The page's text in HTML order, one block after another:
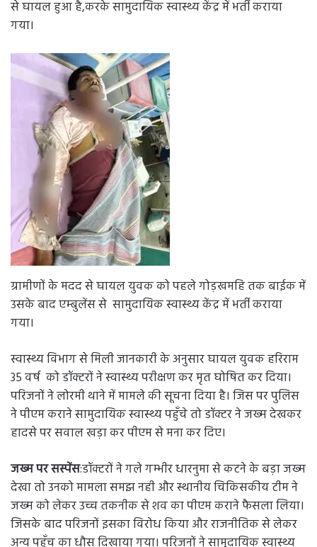
से घायल हुआ है,करके सामुदायिक स्वास्थ्य केंद्र में भर्ती कराया
गया।
ग्रामीणों के मदद से घायल युवक को पहले गोड़खमहि तक बाईक में
उसके बाद एम्बुलेंस से सामुदायिक स्वास्थ्य केंद्र में भर्ती कराया
गया।
स्वास्थ्य विभाग से मिली जानकारी के अनुसार घायल युवक हरिराम
35 वर्ष को डॉक्टरों ने स्वास्थ्य परीक्षण कर मृत घोषित कर दिया।
परिजनों ने लोरमी थाने में मामले की सूचना दिया है। जिस पर पुलिस
ने पीएम कराने सामुदायिक स्वास्थ्य पहुँचे तो डॉक्टर ने जख्म देखकर
हादसे पर सवाल खड़ा कर पीएम से मना कर दिए।
जख्म पर सस्पेंस:डॉक्टरों ने गले गम्भीर धारनुमा से कटने के बड़ा जख्म
देखा तो उनको मामला समझ नही और स्थानीय चिकिसकीय टीम ने
जख्म को लेकर उच्च तकनीक से शव का पीएम कराने फैसला लिया।
जिसके बाद परिजनों इसका विरोध किया और राजनीतिक से लेकर